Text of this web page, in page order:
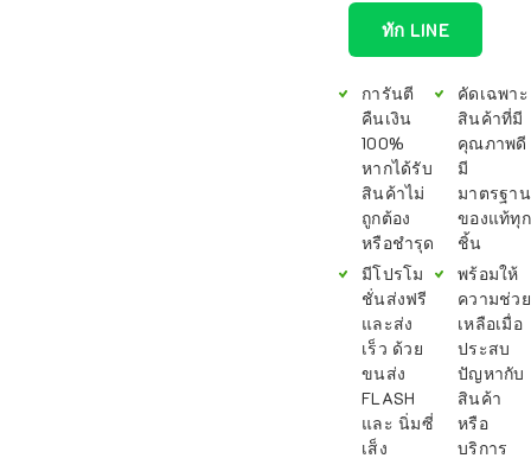
ทัก LINE
การันตี
คืนเงิน
100%
หากได้รับ
สินค้าไม่
ถูกต้อง
หรือชำรุด
มีโปรโม
ชั่นส่งฟรี
และส่ง
เร็ว ด้วย
ขนส่ง
FLASH
และ นิ่มซี่
เส็ง
คัดเฉพาะ
สินค้าที่มี
คุณภาพดี
มี
มาตรฐาน
ของแท้ทุก
ชิ้น
พร้อมให้
ความช่วย
เหลือเมื่อ
ประสบ
ปัญหากับ
สินค้า
หรือ
บริการ